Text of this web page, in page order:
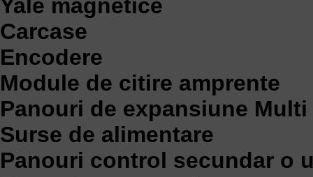
Yale magnetice
Carcase
Encodere
Module de citire amprente
Panouri de expansiune Multi
Surse de alimentare
Panouri control secundar o